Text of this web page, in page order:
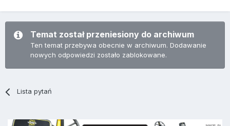
Temat został przeniesiony do archiwum
Ten temat przebywa obecnie w archiwum. Dodawanie
nowych odpowiedzi zostało zablokowane.
Lista pytań